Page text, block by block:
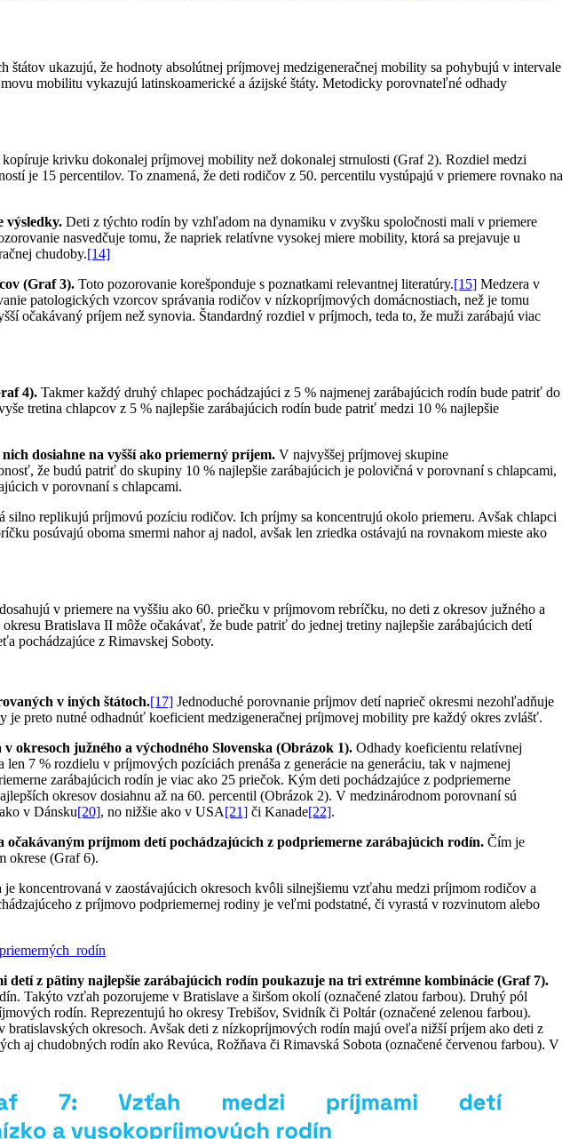
štátov ukazujú, že hodnoty absolútnej príjmovej medzigeneračnej mobility sa pohybujú v intervale
mobilitu vykazujú latinskoamerické a ázijské štáty. Metodicky porovnateľné odhady
krivku dokonalej príjmovej mobility než dokonalej strnulosti (Graf 2). Rozdiel medzi
je 15 percentilov. To znamená, že deti rodičov z 50. percentilu vystúpajú v priemere rovnako na
výsledky. Deti z týchto rodín by vzhľadom na dynamiku v zvyšku spoločnosti mali v priemere
nasvedčuje tomu, že napriek relatívne vysokej miere mobility, ktorá sa prejavuje u
chudoby.[14]
(Graf 3). Toto pozorovanie korešponduje s poznatkami relevantnej literatúry.[15] Medzera v
patologických vzorcov správania rodičov v nízkopríjmových domácnostiach, než je tomu
očakávaný príjem než synovia. Štandardný rozdiel v príjmoch, teda to, že muži zarábajú viac
4). Takmer každý druhý chlapec pochádzajúci z 5 % najmenej zarábajúcich rodín bude patriť do
tretina chlapcov z 5 % najlepšie zarábajúcich rodín bude patriť medzi 10 % najlepšie
dosiahne na vyšší ako priemerný príjem. V najvyššej príjmovej skupine
že budú patriť do skupiny 10 % najlepšie zarábajúcich je polovičná v porovnaní s chlapcami,
v porovnaní s chlapcami.
silno replikujú príjmovú pozíciu rodičov. Ich príjmy sa koncentrujú okolo priemeru. Avšak chlapci
posúvajú oboma smermi nahor aj nadol, avšak len zriedka ostávajú na rovnakom mieste ako
v priemere na vyššiu ako 60. priečku v príjmovom rebríčku, no deti z okresov južného a
Bratislava II môže očakávať, že bude patriť do jednej tretiny najlepšie zarábajúcich detí
pochádzajúce z Rimavskej Soboty.
v iných štátoch.[17] Jednoduché porovnanie príjmov detí naprieč okresmi nezohľadňuje
je preto nutné odhadnúť koeficient medzigeneračnej príjmovej mobility pre každý okres zvlášť.
okresoch južného a východného Slovenska (Obrázok 1). Odhady koeficientu relatívnej
7 % rozdielu v príjmových pozíciách prenáša z generácie na generáciu, tak v najmenej
zarábajúcich rodín je viac ako 25 priečok. Kým deti pochádzajúce z podpriemerne
okresov dosiahnu až na 60. percentil (Obrázok 2). V medzinárodnom porovnaní sú
v Dánsku[20], no nižšie ako v USA[21] či Kanade[22].
príjmom detí pochádzajúcich z podpriemerne zarábajúcich rodín. Čím je
okrese (Graf 6).
koncentrovaná v zaostávajúcich okresoch kvôli silnejšiemu vzťahu medzi príjmom rodičov a
z príjmovo podpriemernej rodiny je veľmi podstatné, či vyrastá v rozvinutom alebo
detí z pätiny najlepšie zarábajúcich rodín poukazuje na tri extrémne kombinácie (Graf 7).
Takýto vzťah pozorujeme v Bratislave a širšom okolí (označené zlatou farbou). Druhý pól
rodín. Reprezentujú ho okresy Trebišov, Svidník či Poltár (označené zelenou farbou).
okresoch. Avšak deti z nízkopríjmových rodín majú oveľa nižší príjem ako deti z
aj chudobných rodín ako Revúca, Rožňava či Rimavská Sobota (označené červenou farbou). V